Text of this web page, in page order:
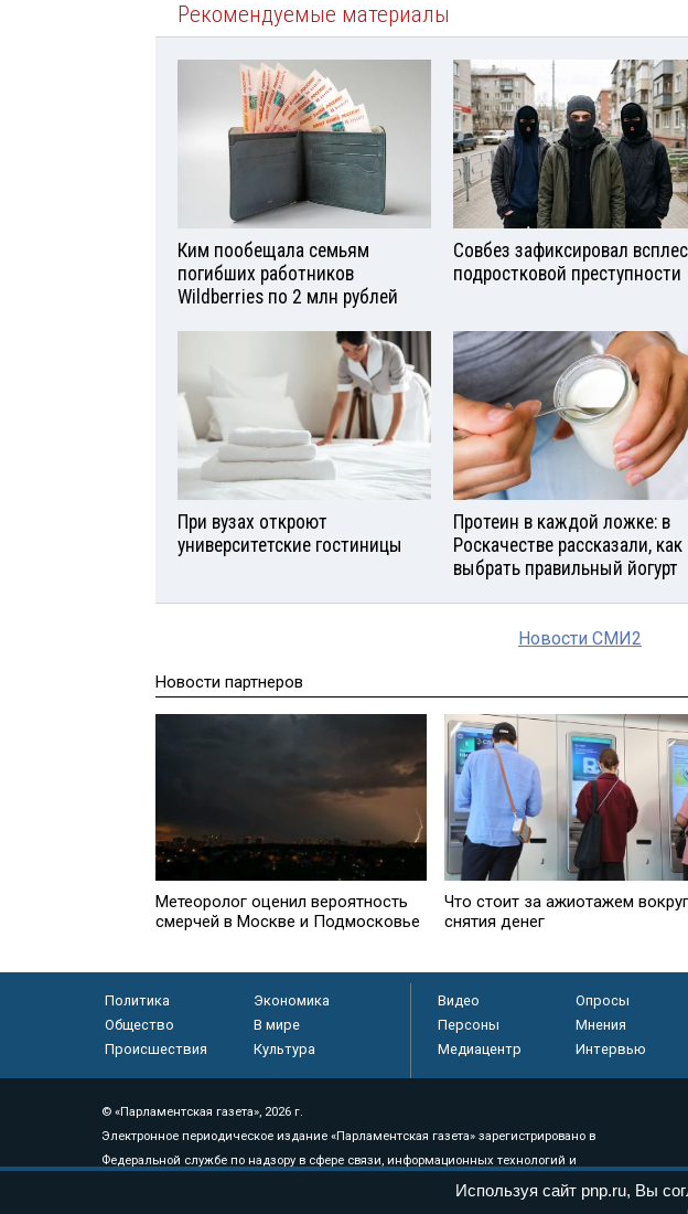
Рекомендуемые материалы
Ким пообещала семьям
погибших работников
Wildberries по 2 млн рублей
Совбез зафиксировал
подростковой преступности
При вузах откроют
университетские гостиницы
Протеин в каждой ложке: в
Роскачестве рассказали, как
выбрать правильный йогурт
Новости СМИ2
Новости партнеров
Метеоролог оценил вероятность
смерчей в Москве и Подмосковье
Что стоит за ажиотажем вокруг
снятия денег
Политика
Экономика
Общество
В мире
Происшествия
Культура
Видео Опросы
Персоны
Мнения
Медиацентр
Интервью
© «Парламентская газета», 2026 г.
Электронное периодическое издание «Парламентская газета» зарегистрировано в
Федеральной службе по надзору в сфере связи, информационных технологий и
массовых коммуникаций (Роскомнадзор) 05 августа 2011 года. 18+Используя сайт pnp.ru, Вы